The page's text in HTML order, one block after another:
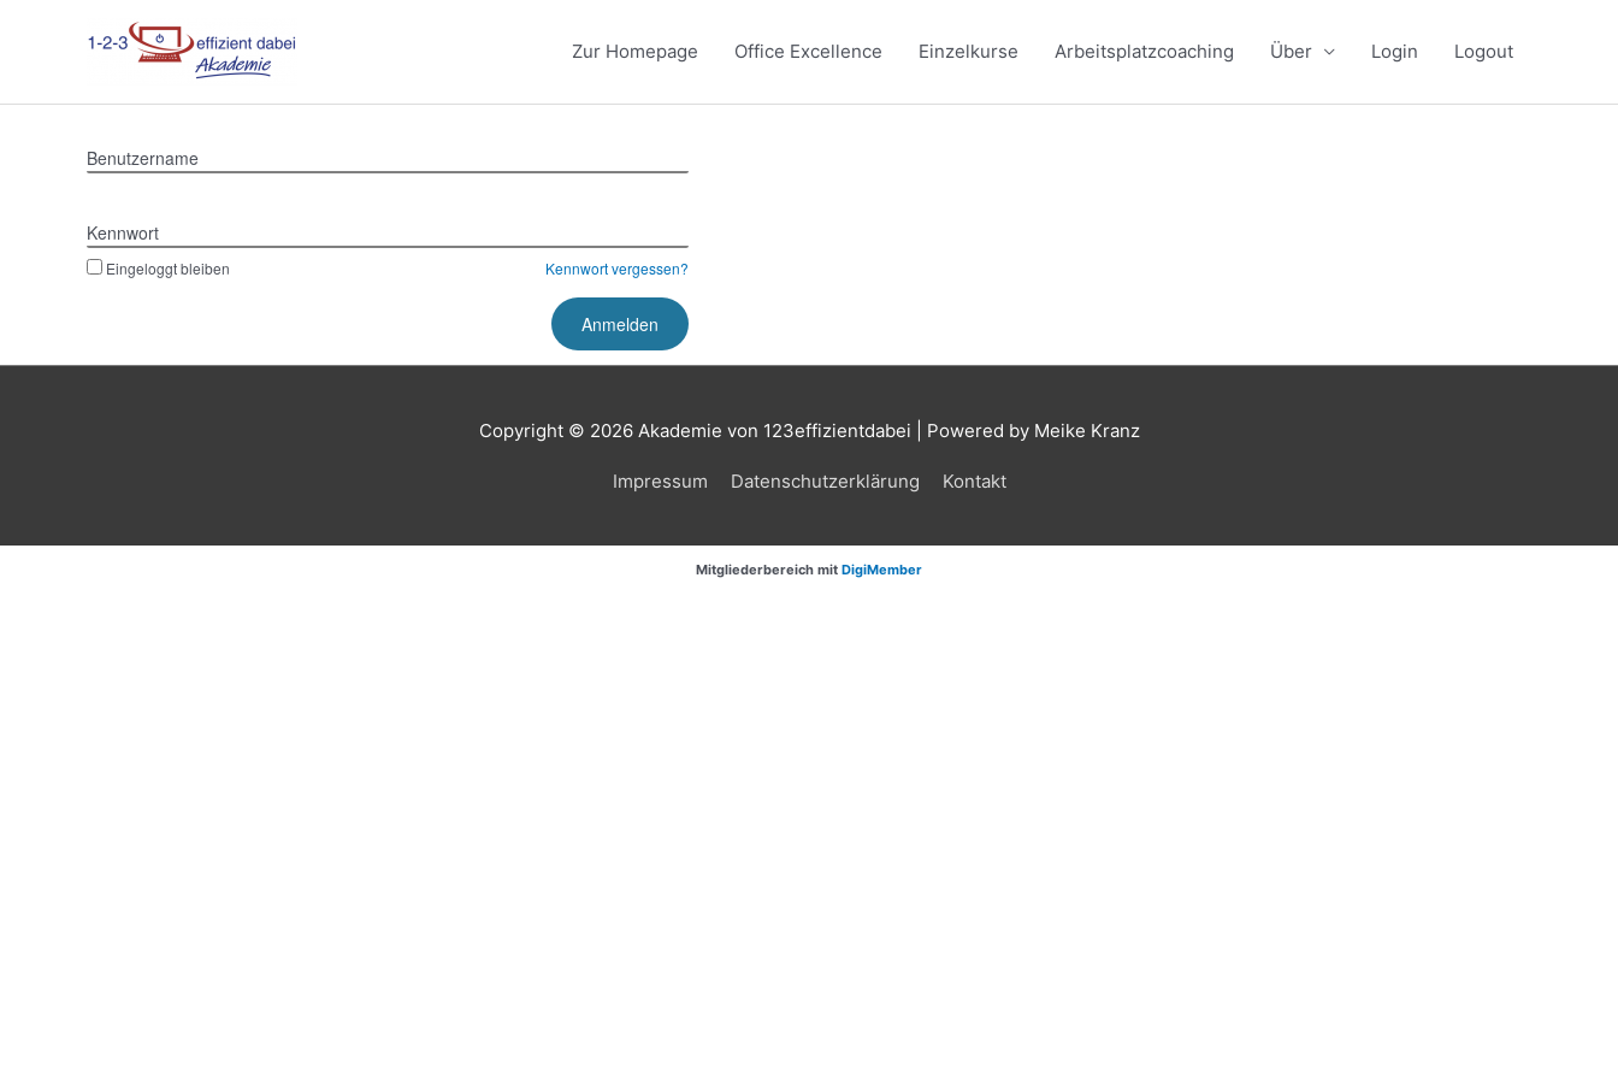
Zur Homepage Office Excellence Einzelkurse Arbeitsplatzcoaching Über Login Logout
Benutzername
Kennwort
Eingeloggt bleiben Kennwort vergessen?
Copyright © 2026 Akademie von 123effizientdabei | Powered by Meike Kranz
Impressum Datenschutzerklärung Kontakt
Mitgliederbereich mit DigiMember